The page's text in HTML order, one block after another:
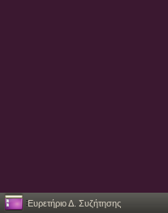
Ευρετήριο Δ. Συζήτησης